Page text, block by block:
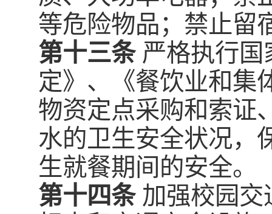
等危险物品；禁止留
第十三条严格执行国
定》、《餐饮业和集
物资定点采购和索证
水的卫生安全状况，
生就餐期间的安全。
第十四条加强校园交